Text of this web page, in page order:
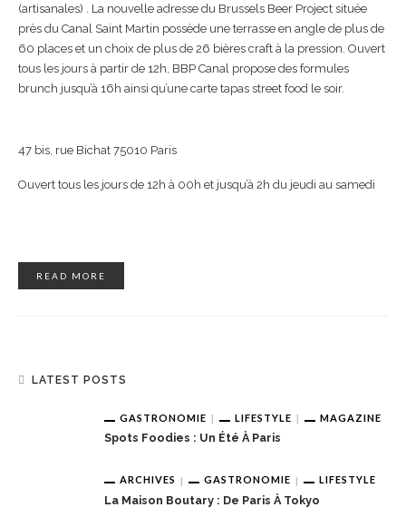
(artisanales) . La nouvelle adresse du Brussels Beer Project située
près du Canal Saint Martin possède une terrasse en angle de plus de
60 places et un choix de plus de 26 bières craft à la pression. Ouvert
tous les jours à partir de 12h, BBP Canal propose des formules
brunch jusqu’à 16h ainsi qu’une carte tapas street food le soir.
47 bis, rue Bichat 75010 Paris
Ouvert tous les jours de 12h à 00h et jusqu’à 2h du jeudi au samedi
READ MORE
LATEST POSTS
GASTRONOMIE LIFESTYLE MAGAZINE
Spots Foodies : Un Été À Paris
ARCHIVES GASTRONOMIE LIFESTYLE
La Maison Boutary : De Paris À Tokyo